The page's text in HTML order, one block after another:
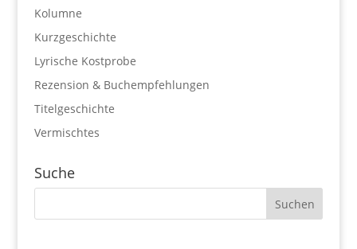
Kolumne
Kurzgeschichte
Lyrische Kostprobe
Rezension & Buchempfehlungen
Titelgeschichte
Vermischtes
Suche